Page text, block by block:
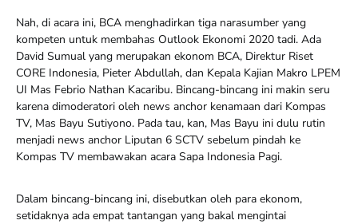
Nah, di acara ini, BCA menghadirkan tiga narasumber yang
kompeten untuk membahas Outlook Ekonomi 2020 tadi. Ada
David Sumual yang merupakan ekonom BCA, Direktur Riset
CORE Indonesia, Pieter Abdullah, dan Kepala Kajian Makro LPEM
UI Mas Febrio Nathan Kacaribu. Bincang-bincang ini makin seru
karena dimoderatori oleh news anchor kenamaan dari Kompas
TV, Mas Bayu Sutiyono. Pada tau, kan, Mas Bayu ini dulu rutin
menjadi news anchor Liputan 6 SCTV sebelum pindah ke
Kompas TV membawakan acara Sapa Indonesia Pagi.
Dalam bincang-bincang ini, disebutkan oleh para ekonom,
setidaknya ada empat tantangan yang bakal mengintai